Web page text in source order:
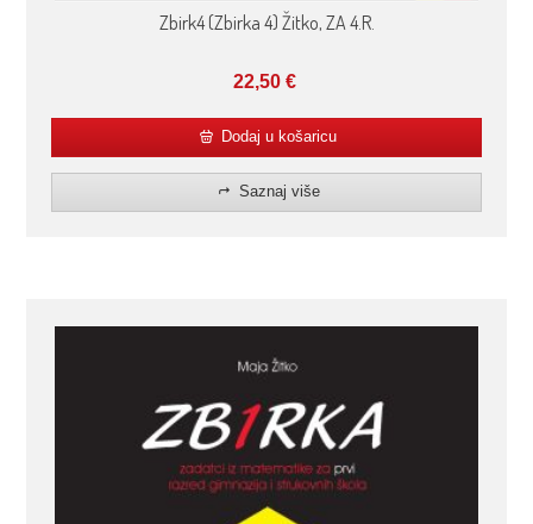
Zbirk4 (Zbirka 4) Žitko, ZA 4.R.
22,50 €
Dodaj u košaricu
Saznaj više